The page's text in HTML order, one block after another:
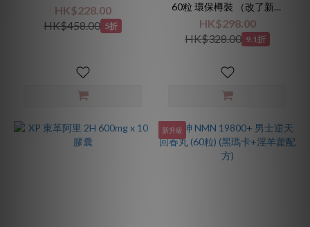
HK$228.00
HK$458.00 5折
60粒 環保樽裝 （改了新包
裝）
HK$298.00
HK$328.00 9.1折
新升級